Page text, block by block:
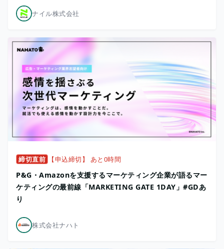
ナイル株式会社
締切直前 【申込締切】 あと0時間
P&G・Amazonを支援するマーケティング企業が語るマー
ケティングの最前線「MARKETING GATE 1DAY」#GDあ
り
株式会社ナハト